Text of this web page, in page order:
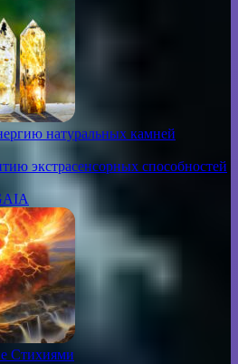
натуральных камней
экстрасенсорных способностей
Стихиями